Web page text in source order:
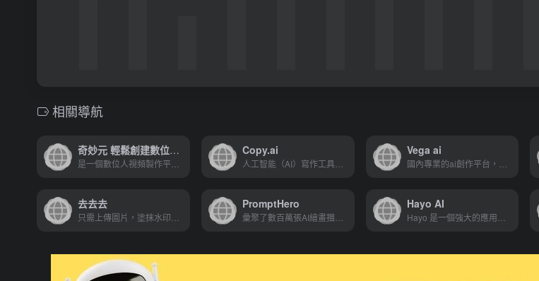
相關導航
奇妙元 輕鬆創建數位人視頻 Copy.ai
人工智能（AI）寫作工具，旨在幫助用戶快速生成高質量的文本內容
Vega ai
去去去 PromptHero
彙聚了數百萬張AI繪畫描述詞！直接搜索關鍵字，就能找到符合關鍵字的精美AI繪畫
Hayo AI